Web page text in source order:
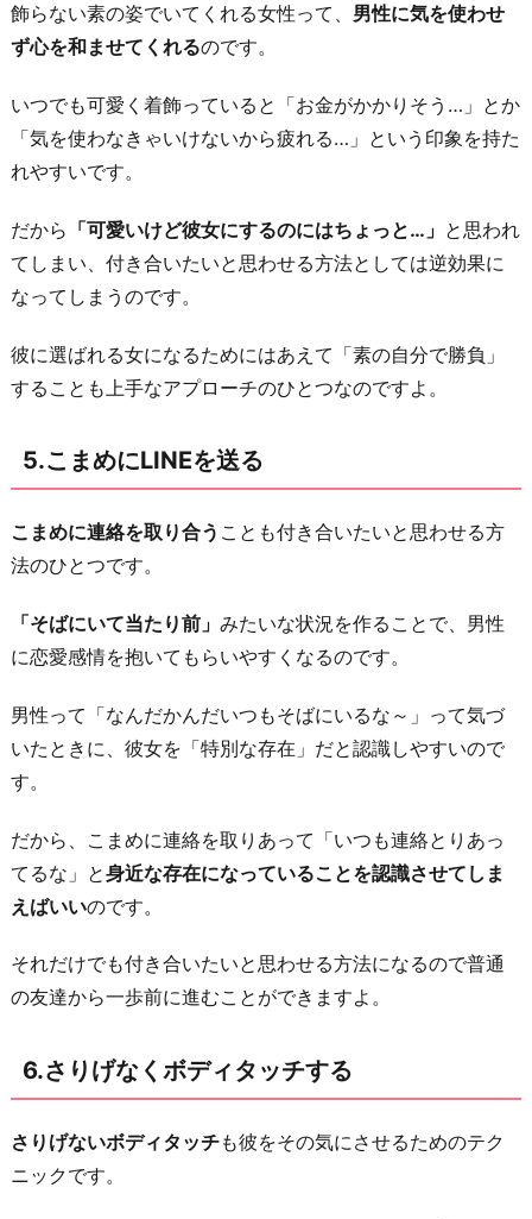
飾らない素の姿でいてくれる女性って、 男性に気を使わせ
ず心を和ませてくれるのです。
いつでも可愛く着飾っていると「お金がかかりそう…」とか
「気を使わなきゃいけないから疲れる…」という印象を持た
れやすいです。
だから 「可愛いけど彼女にするのにはちょっと…」 と思われ
てしまい、付き合いたいと思わせる方法としては逆効果に
なってしまうのです。
彼に選ばれる女になるためにはあえて「素の自分で勝負」
することも上手なアプローチのひとつなのですよ。
5.こまめにLINEを送る
こまめに連絡を取り合う ことも付き合いたいと思わせる方
法のひとつです。
「そばにいて当たり前」 みたいな状況を作ることで、男性
に恋愛感情を抱いてもらいやすくなるのです。
男性って「なんだかんだいつもそばにいるな～」って気づ
いたときに、彼女を「特別な存在」だと認識しやすいので
す。
だから、こまめに連絡を取りあって「いつも連絡とりあっ
てるな」と身近な存在になっていることを認識させてしま
えばいいのです。
それだけでも付き合いたいと思わせる方法になるので普通
の友達から一歩前に進むことができますよ。
6.さりげなくボディタッチする
さりげないボディタッチも彼をその気にさせるためのテク
ニックです。